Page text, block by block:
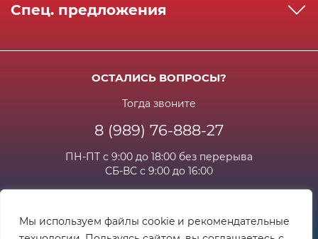
Мы используем файлы cookie и рекомендательные
Сервисный центр
Доставка
Возрат и гарантия
Спец. предложения
Часто задаваемые вопросы
ОСТАЛИСЬ ВОПРОСЫ?
Тогда звоните
8 (989) 76-888-27
ПН-ПТ с 9:00 до 18:00 без перерыва
СБ-ВС с 9:00 до 16:00